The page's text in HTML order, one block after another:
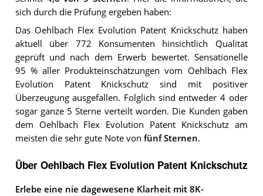
sich durch die Prüfung ergeben haben:
Das Oehlbach Flex Evolution Patent Knickschutz haben
aktuell über 772 Konsumenten hinsichtlich Qualität
geprüft und nach dem Erwerb bewertet. Sensationelle
95 % aller Produkteinschätzungen vom Oehlbach Flex
Evolution Patent Knickschutz sind mit positiver
Überzeugung ausgefallen. Folglich sind entweder 4 oder
sogar ganze 5 Sterne verteilt worden. Die Kunden gaben
dem Oehlbach Flex Evolution Patent Knickschutz am
meisten die sehr gute Note von fünf Sternen.
Über Oehlbach Flex Evolution Patent Knickschutz
Erlebe eine nie dagewesene Klarheit mit 8K-